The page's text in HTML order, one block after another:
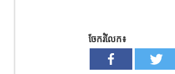
ចែករំលែក៖